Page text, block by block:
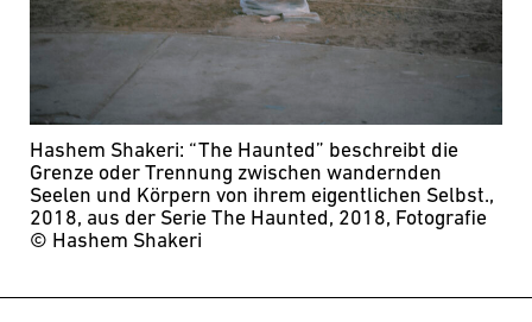
Hashem Shakeri: “The Haunted” beschreibt die
Grenze oder Trennung zwischen wandernden
Seelen und Körpern von ihrem eigentlichen Selbst.,
2018, aus der Serie The Haunted, 2018, Fotografie
© Hashem Shakeri